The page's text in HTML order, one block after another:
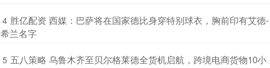
4 ​胜亿配资 西媒：巴萨将在国家德比身穿特别球衣，胸前印有艾德-
希兰名字
5 ​五八策略 乌鲁木齐至贝尔格莱德全货机启航，跨境电商货物10小